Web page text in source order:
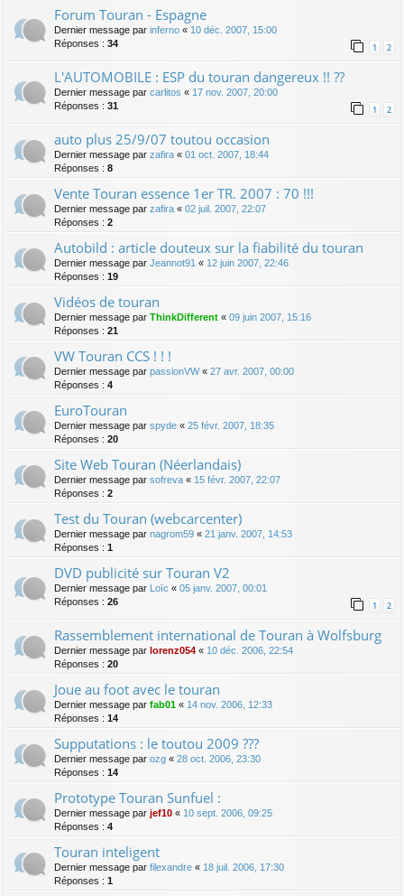
Forum Touran - Espagne
Dernier message par inferno « 10 déc. 2007, 15:00
Réponses : 34 1 2
L'AUTOMOBILE : ESP du touran dangereux !! ??
Dernier message par carlitos « 17 nov. 2007, 20:00
Réponses : 31 1 2
auto plus 25/9/07 toutou occasion
Dernier message par zafira « 01 oct. 2007, 18:44
Réponses : 8
Vente Touran essence 1er TR. 2007 : 70 !!!
Dernier message par zafira « 02 juil. 2007, 22:07
Réponses : 2
Autobild : article douteux sur la fiabilité du touran
Dernier message par Jeannot91 « 12 juin 2007, 22:46
Réponses : 19
Vidéos de touran
Dernier message par ThinkDifferent « 09 juin 2007, 15:16
Réponses : 21
VW Touran CCS ! ! !
Dernier message par passionVW« 27 avr. 2007, 00:00
Réponses : 4
EuroTouran
Dernier message par spyde « 25 févr. 2007, 18:35
Réponses : 20
Site Web Touran (Néerlandais)
Dernier message par sofreva « 15 févr. 2007, 22:07
Réponses : 2
Test du Touran (webcarcenter)
Dernier message par nagrom59 « 21 janv. 2007, 14:53
Réponses : 1
DVD publicité sur Touran V2
Dernier message par Loïc « 05 janv. 2007, 00:01
Réponses : 26 1 2
Rassemblement international de Touran à Wolfsburg
Dernier message par lorenz054 « 10 déc. 2006, 22:54
Réponses : 20
Joue au foot avec le touran
Dernier message par fab01 « 14 nov. 2006, 12:33
Réponses : 14
Supputations : le toutou 2009 ???
Dernier message par ozg « 28 oct. 2006, 23:30
Réponses : 14
Prototype Touran Sunfuel :
Dernier message par jef10 « 10 sept. 2006, 09:25
Réponses : 4
Touran inteligent
Dernier message par filexandre « 18 juil. 2006, 17:30
Réponses : 1